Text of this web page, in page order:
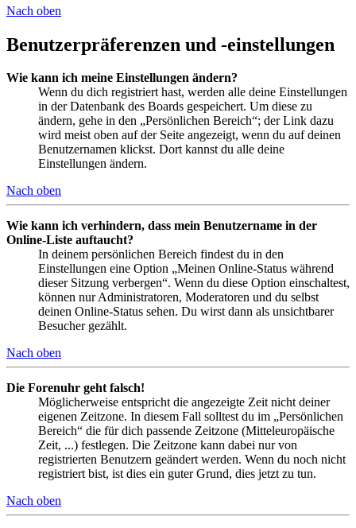
Nach oben
Benutzerpräferenzen und -einstellungen
Wie kann ich meine Einstellungen ändern?
Wenn du dich registriert hast, werden alle deine Einstellungen
in der Datenbank des Boards gespeichert. Um diese zu
ändern, gehe in den „Persönlichen Bereich“; der Link dazu
wird meist oben auf der Seite angezeigt, wenn du auf deinen
Benutzernamen klickst. Dort kannst du alle deine
Einstellungen ändern.
Nach oben
Wie kann ich verhindern, dass mein Benutzername in der
Online-Liste auftaucht?
In deinem persönlichen Bereich findest du in den
Einstellungen eine Option „Meinen Online-Status während
dieser Sitzung verbergen“. Wenn du diese Option einschaltest,
können nur Administratoren, Moderatoren und du selbst
deinen Online-Status sehen. Du wirst dann als unsichtbarer
Besucher gezählt.
Nach oben
Die Forenuhr geht falsch!
Möglicherweise entspricht die angezeigte Zeit nicht deiner
eigenen Zeitzone. In diesem Fall solltest du im „Persönlichen
Bereich“ die für dich passende Zeitzone (Mitteleuropäische
Zeit, ...) festlegen. Die Zeitzone kann dabei nur von
registrierten Benutzern geändert werden. Wenn du noch nicht
registriert bist, ist dies ein guter Grund, dies jetzt zu tun.
Nach oben